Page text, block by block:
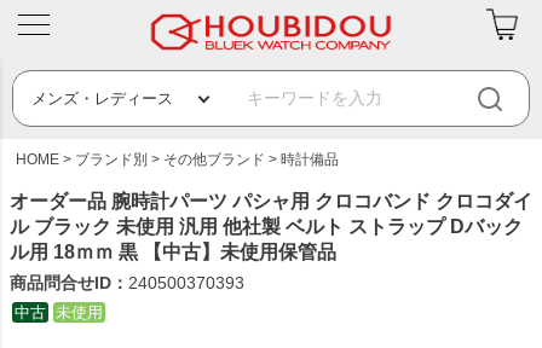
HOME ブランド別 その他ブランド 時計備品
オーダー品 腕時計パーツ パシャ用 クロコバンド クロコダイ
ル ブラック 未使用 汎用 他社製 ベルト ストラップ Dバック
ル用 18ｍｍ 黒 【中古】未使用保管品
商品問合せID： 240500370393
中古 未使用